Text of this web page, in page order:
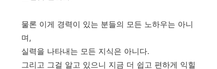
물론 이게 경력이 있는 분들의 모든 노하우는 아니
며,
실력을 나타내는 모든 지식은 아니다.
그리고 그걸 알고 있으니 지금 더 쉽고 편하게 익힐